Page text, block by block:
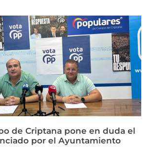
de Criptana pone en duda el
por el Ayuntamiento